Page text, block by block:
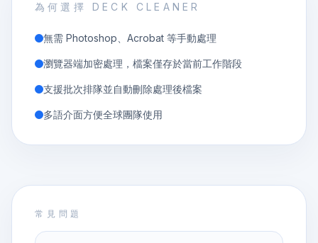
為何選擇 DECK CLEANER
無需 Photoshop、Acrobat 等手動處理
瀏覽器端加密處理，檔案僅存於當前工作階段
支援批次排隊並自動刪除處理後檔案
多語介面方便全球團隊使用
常見問題